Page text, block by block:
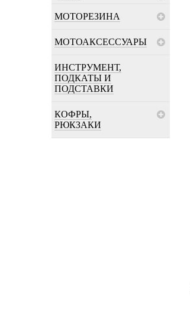
МОТОРЕЗИНА
МОТОАКСЕССУАРЫ
ИНСТРУМЕНТ,
ПОДКАТЫ И
ПОДСТАВКИ
КОФРЫ,
РЮКЗАКИ